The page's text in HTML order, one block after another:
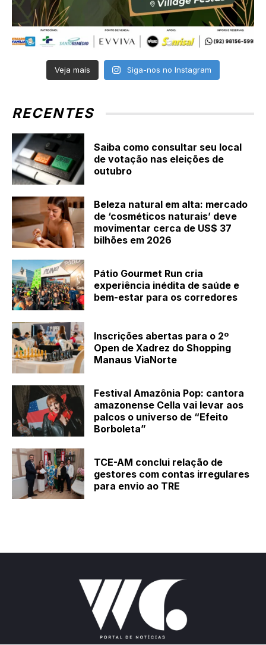
Veja mais Siga-nos no Instagram
RECENTES
Saiba como consultar seu local
de votação nas eleições de
outubro
Beleza natural em alta: mercado
de ‘cosméticos naturais’ deve
movimentar cerca de US$ 37
bilhões em 2026
Pátio Gourmet Run cria
experiência inédita de saúde e
bem-estar para os corredores
Inscrições abertas para o 2º
Open de Xadrez do Shopping
Manaus ViaNorte
Festival Amazônia Pop: cantora
amazonense Cella vai levar aos
palcos o universo de “Efeito
Borboleta”
TCE-AM conclui relação de
gestores com contas irregulares
para envio ao TRE